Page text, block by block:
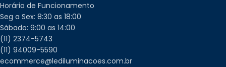
Horário de Funcionamento
Seg a Sex: 8:30 as 18:00
Sábado: 9:00 as 14:00
(11) 2374-5743
(11) 94009-5590
ecommerce@lediluminacoes.com.br